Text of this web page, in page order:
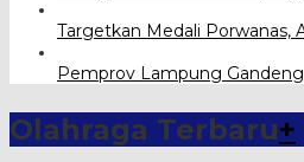
Targetkan Medali Porwanas,
Pemprov Lampung Gandeng
Olahraga Terbaru+